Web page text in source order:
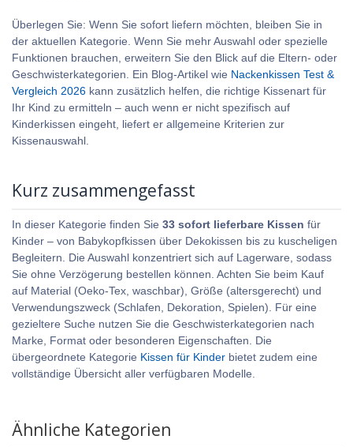
Überlegen Sie: Wenn Sie sofort liefern möchten, bleiben Sie in
der aktuellen Kategorie. Wenn Sie mehr Auswahl oder spezielle
Funktionen brauchen, erweitern Sie den Blick auf die Eltern- oder
Geschwisterkategorien. Ein Blog-Artikel wie Nackenkissen Test &
Vergleich 2026 kann zusätzlich helfen, die richtige Kissenart für
Ihr Kind zu ermitteln – auch wenn er nicht spezifisch auf
Kinderkissen eingeht, liefert er allgemeine Kriterien zur
Kissenauswahl.
Kurz zusammengefasst
In dieser Kategorie finden Sie 33 sofort lieferbare Kissen für
Kinder – von Babykopfkissen über Dekokissen bis zu kuscheligen
Begleitern. Die Auswahl konzentriert sich auf Lagerware, sodass
Sie ohne Verzögerung bestellen können. Achten Sie beim Kauf
auf Material (Oeko-Tex, waschbar), Größe (altersgerecht) und
Verwendungszweck (Schlafen, Dekoration, Spielen). Für eine
gezieltere Suche nutzen Sie die Geschwisterkategorien nach
Marke, Format oder besonderen Eigenschaften. Die
übergeordnete Kategorie Kissen für Kinder bietet zudem eine
vollständige Übersicht aller verfügbaren Modelle.
Ähnliche Kategorien